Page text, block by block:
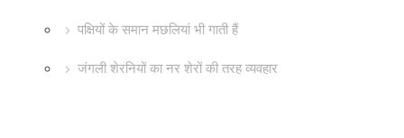
पक्षियों के समान मछलियां भी गाती हैं
जंगली शेरनियों का नर शेरों की तरह व्यवहार